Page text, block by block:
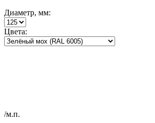
Диаметр, мм:
Цвета:
/м.п.